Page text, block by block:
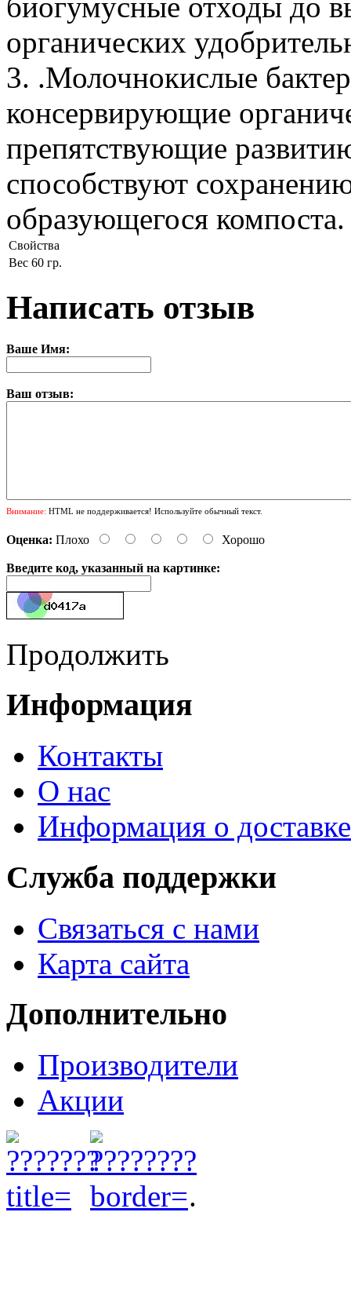
органических
3. .Молочнокислые
консервирующие
препятствующие
способствуют
образующегося компоста.
Свойства
Вес 60 гр.
Написать отзыв
Ваше Имя:
Ваш отзыв:
Внимание: HTML не поддерживается! Используйте обычный текст.
Оценка: Плохо Хорошо
Введите код, указанный на картинке:
Продолжить
Информация
Контакты
О нас
Информация о доставке
Служба поддержки
Связаться с нами
Карта сайта
Дополнительно
Производители
Акции
.